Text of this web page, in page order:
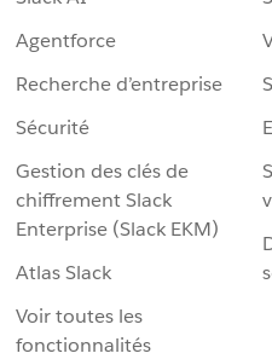
Agentforce
Recherche d’entreprise
Sécurité
Gestion des clés de
chiffrement Slack
Enterprise (Slack EKM)
Atlas Slack
Voir toutes les
fonctionnalités